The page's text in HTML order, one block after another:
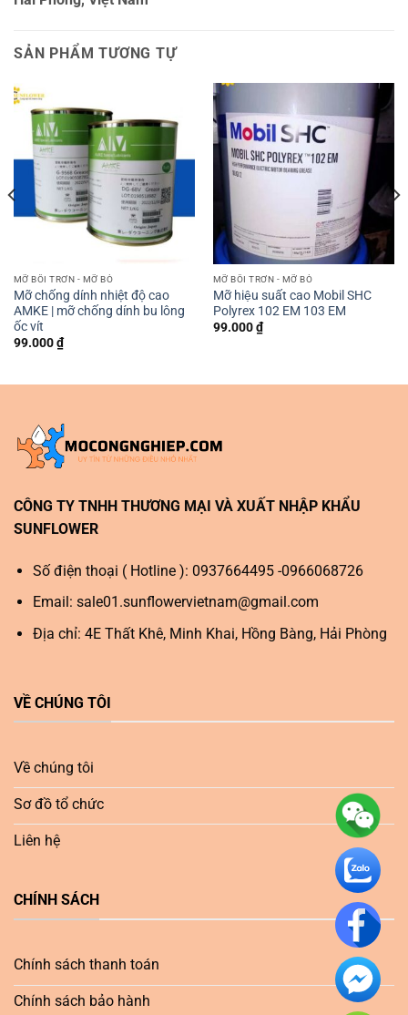
SẢN PHẨM TƯƠNG TỰ
MỠ BÔI TRƠN - MỠ BÒ
Mỡ chống dính nhiệt độ cao
AMKE | mỡ chống dính bu lông
ốc vít
99.000₫
MỠ BÔI TRƠN - MỠ BÒ
Mỡ hiệu suất cao Mobil SHC
Polyrex 102 EM 103 EM
99.000₫
CÔNG TY TNHH THƯƠNG MẠI VÀ XUẤT NHẬP KHẨU
SUNFLOWER
Số điện thoại ( Hotline ): 0937664495 -0966068726
Email: sale01.sunflowervietnam@gmail.com
Địa chỉ: 4E Thất Khê, Minh Khai, Hồng Bàng, Hải Phòng
VỀ CHÚNG TÔI
Về chúng tôi
Sơ đồ tổ chức
Liên hệ
CHÍNH SÁCH
Chính sách thanh toán
Chính sách bảo hành